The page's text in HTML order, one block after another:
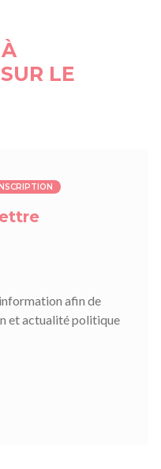
LE
afin de
et actualité politique